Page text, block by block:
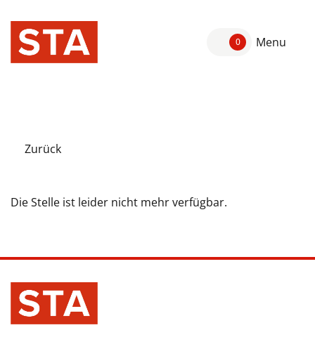
0 Menu
Zurück
Die Stelle ist leider nicht mehr verfügbar.